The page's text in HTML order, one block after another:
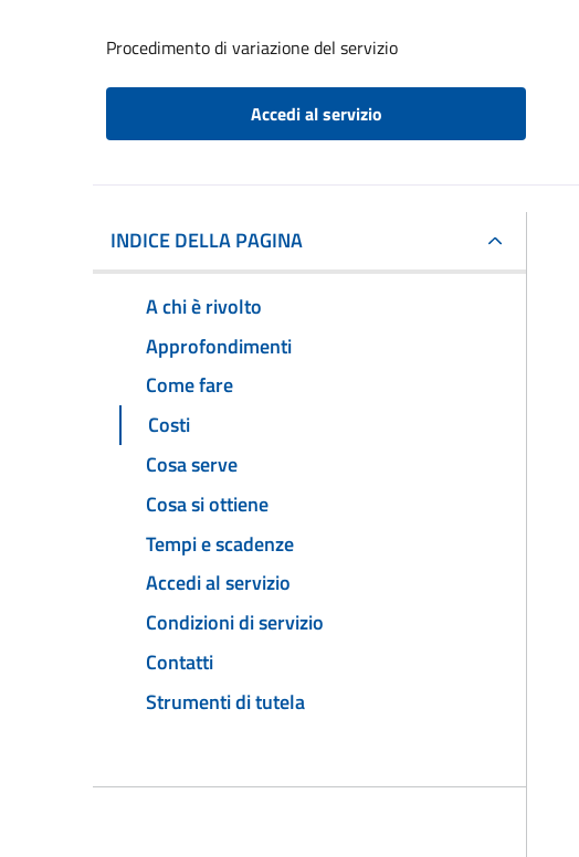
Procedimento di variazione del servizio
Accedi al servizio
INDICE DELLA PAGINA
A chi è rivolto
Approfondimenti
Come fare
Costi
Cosa serve
Cosa si ottiene
Tempi e scadenze
Accedi al servizio
Condizioni di servizio
Contatti
Strumenti di tutela